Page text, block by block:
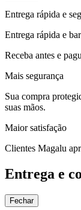
Entrega rápida e
Entrega rápida e
Receba antes e
Mais segurança
Sua compra
suas mãos.
Maior satisfação
Clientes Magalu
Entrega e
Fechar